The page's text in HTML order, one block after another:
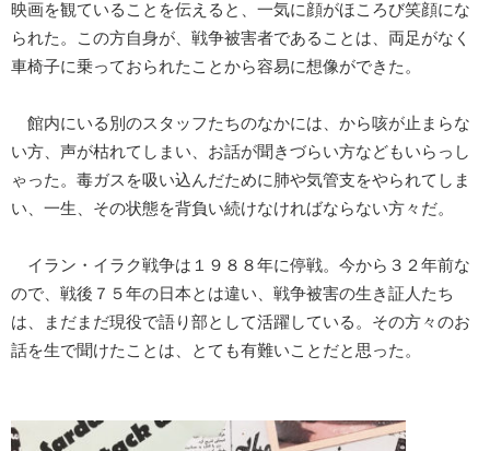
映画を観ていることを伝えると、一気に顔がほころび笑顔にな
られた。この方自身が、戦争被害者であることは、両足がなく
車椅子に乗っておられたことから容易に想像ができた。
館内にいる別のスタッフたちのなかには、から咳が止まらな
い方、声が枯れてしまい、お話が聞きづらい方などもいらっし
ゃった。毒ガスを吸い込んだために肺や気管支をやられてしま
い、一生、その状態を背負い続けなければならない方々だ。
イラン・イラク戦争は１９８８年に停戦。今から３２年前な
ので、戦後７５年の日本とは違い、戦争被害の生き証人たち
は、まだまだ現役で語り部として活躍している。その方々のお
話を生で聞けたことは、とても有難いことだと思った。